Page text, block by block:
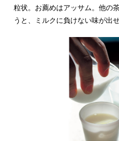
粒状。お薦めはアッサム。他の
うと、ミルクに負けない味が出せ